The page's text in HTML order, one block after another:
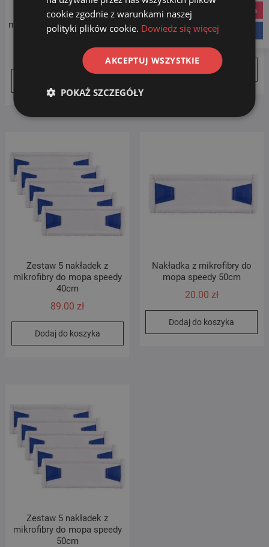
Zestaw 5 nakładek z
mikrofibry do mopa na taśmę
50 cm
zł
Nakładka z mikrofibry do
mopa speedy 40cm
Dodaj do koszyka
Zestaw 5 nakładek z
mikrofibry do mopa speedy
40cm
89.00zł
Dodaj do koszyka
Nakładka z mikrofibry do
mopa speedy 50cm
20.00 zł
Dodaj do koszyka
Zestaw 5 nakładek z
mikrofibry do mopa speedy
50cm
instagram
cookie zgodnie z warunkami naszej
polityki plików cookie. Dowiedz się więcej
AKCEPTUJ WSZYSTKIE
POKAŻ SZCZEGÓŁY